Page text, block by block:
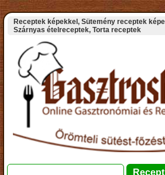
Receptek képekkel, Sütemény receptek
Szárnyas ételreceptek, Torta receptek